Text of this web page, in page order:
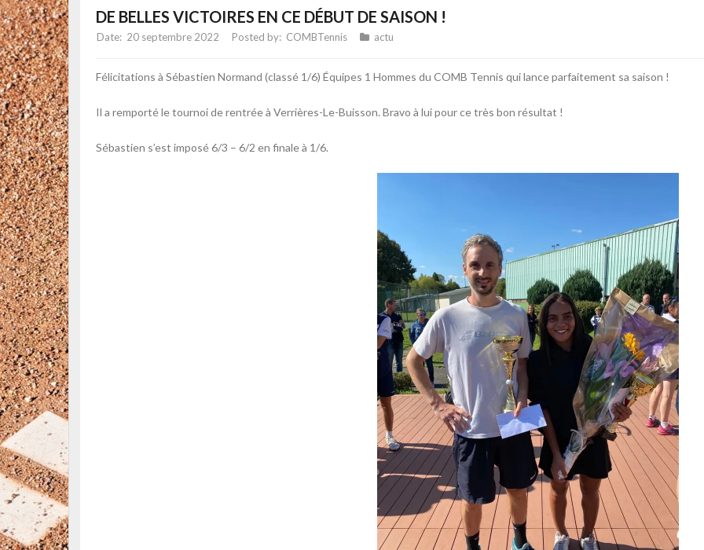
DE BELLES VICTOIRES EN CE DÉBUT DE SAISON !
20 septembre 2022 COMBTennis actu
Félicitations à Sébastien Normand (classé 1/6) Équipes 1 Hommes du COMB Tennis qui lance parfaitement sa saison !
Il a remporté le tournoi de rentrée à Verrières-Le-Buisson. Bravo à lui pour ce très bon résultat !
Sébastien s’est imposé 6/3 – 6/2 en finale à 1/6.